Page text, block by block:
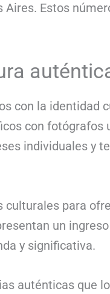
Aires. Estos
con la identidad
con fotógrafos
individuales y
culturales para
un
y significativa.
auténticas que